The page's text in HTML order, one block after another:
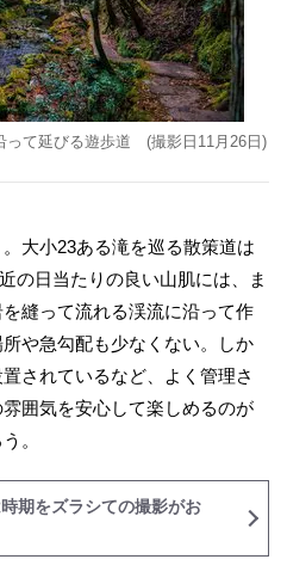
って延びる遊歩道 (撮影日11月26日)
大小23ある滝を巡る散策道は
の日当たりの良い山肌には、ま
縫って流れる渓流に沿って作
や急勾配も少なくない。しか
されているなど、よく管理さ
囲気を安心して楽しめるのが
。
期をズラシての撮影がお